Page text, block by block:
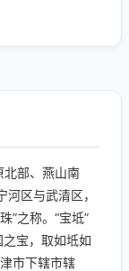
部、燕山南
区与武清区，
”之称。“宝坻”
宝，取如坻如
市下辖市辖